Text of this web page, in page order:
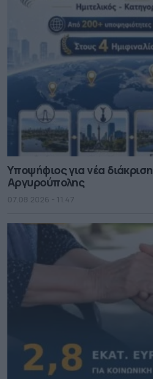
Υποψήφιος για νέα
Αργυρούπολης
07.08.2026 - 11.47